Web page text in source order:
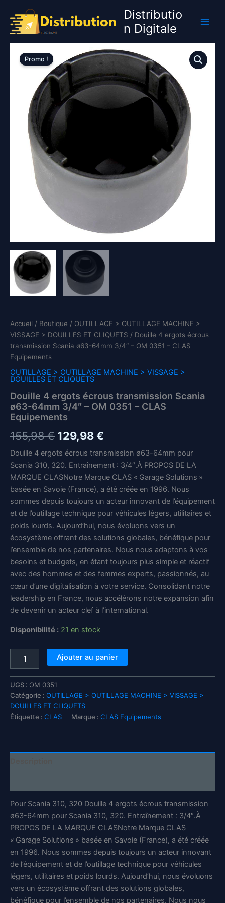
contenu
Distributio
n Digitale
Promo !
Accueil / Boutique / OUTILLAGE > OUTILLAGE MACHINE >
VISSAGE > DOUILLES ET CLIQUETS / Douille 4 ergots écrous
transmission Scania ø63-64mm 3/4″ – OM 0351 – CLAS
Equipements
OUTILLAGE > OUTILLAGE MACHINE > VISSAGE >
DOUILLES ET CLIQUETS
Douille 4 ergots écrous transmission Scania
ø63-64mm 3/4″ – OM 0351 – CLAS
Equipements
155,98€ Le
prix
initial
était :
155,98 €.
129,98€
prix
actuel
est :
129,98 €.
Douille 4 ergots écrous transmission ø63-64mm pour
Scania 310, 320. Entraînement : 3/4″.À PROPOS DE LA
MARQUE CLASNotre Marque CLAS « Garage Solutions »
basée en Savoie (France), a été créée en 1996. Nous
sommes depuis toujours un acteur innovant de l’équipement
et de l’outillage technique pour véhicules légers, utilitaires et
poids lourds. Aujourd’hui, nous évoluons vers un
écosystème offrant des solutions globales, bénéfique pour
l’ensemble de nos partenaires. Nous nous adaptons à vos
besoins et budgets, en étant toujours plus simple et réactif
avec des hommes et des femmes experts, passionnés, au
cœur d’une digitalisation à votre service. Consolidant notre
leadership en France, nous accélérons notre expansion afin
de devenir un acteur clef à l’international.
Disponibilité : 21 en stock
4
ergots
écrous
transmission
Scania
3/4"
CLAS
Equipements
Ajouter au panier
UGS : OM 0351
Catégorie : OUTILLAGE > OUTILLAGE MACHINE > VISSAGE >
DOUILLES ET CLIQUETS
Étiquette : CLAS Marque : CLAS Equipements
Pour Scania 310, 320 Douille 4 ergots écrous transmission
ø63-64mm pour Scania 310, 320. Entraînement : 3/4″.À
PROPOS DE LA MARQUE CLASNotre Marque CLAS
« Garage Solutions » basée en Savoie (France), a été créée
en 1996. Nous sommes depuis toujours un acteur innovant
de l’équipement et de l’outillage technique pour véhicules
légers, utilitaires et poids lourds. Aujourd’hui, nous évoluons
vers un écosystème offrant des solutions globales,
bénéfique pour l’ensemble de nos partenaires. Nous nous